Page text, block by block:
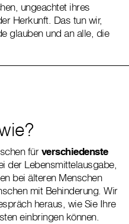
ungeachtet ihres
Herkunft. Das tun wir,
glauben und an alle, die
fürverschiedenste
der Lebensmittelausgabe,
bei älteren Menschen
mit Behinderung. Wir
heraus, wie Sie Ihre
einbringen können.